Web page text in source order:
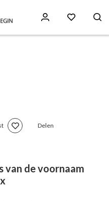
Delen
van de voornaam